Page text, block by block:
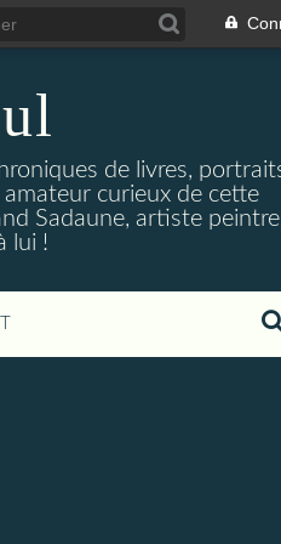
de livres,
curieux de cette
Sadaune, artiste
lui !